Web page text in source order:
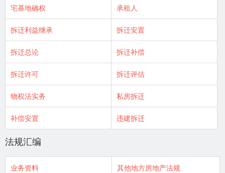
宅基地确权 承租人
拆迁利益继承 拆迁安置
拆迁总论 拆迁补偿
拆迁许可 拆迁评估
物权法实务 私房拆迁
补偿安置 违建拆迁
法规汇编
业务资料 其他地方房地产法规